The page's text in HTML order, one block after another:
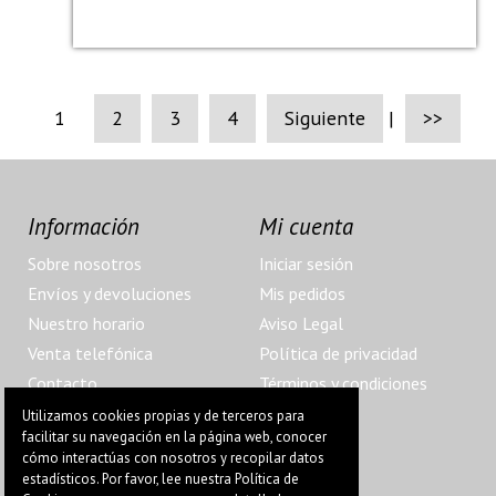
1 2 3 4 Siguiente | >>
@ 2022 Pegatinas Ángulos Muertos
Información
Sobre nosotros
Envíos y devoluciones
Nuestro horario
Venta telefónica
Contacto
Localización
Mi cuenta
Iniciar sesión
Mis pedidos
Aviso Legal
Política de privacidad
Términos y condiciones
Utilizamos cookies propias y de terceros para
facilitar su navegación en la página web, conocer
cómo interactúas con nosotros y recopilar datos
estadísticos. Por favor, lee nuestra Política de